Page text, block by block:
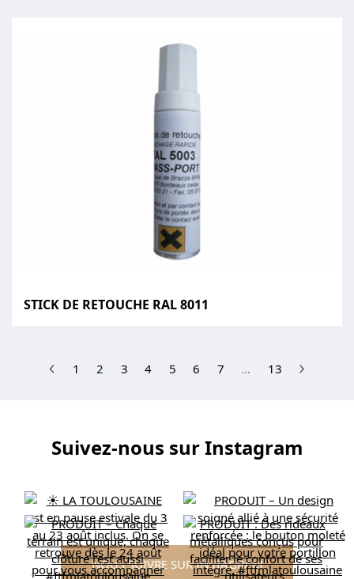
STICK DE RETOUCHE RAL 8011
1 2 (current)
3 4 5 6 7 … 13
Suivez-nous sur Instagram
NOUS SUIVRE SUR INSTAGRAM